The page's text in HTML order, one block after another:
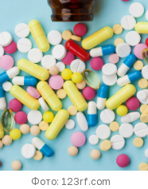
Фото: 123rf.com